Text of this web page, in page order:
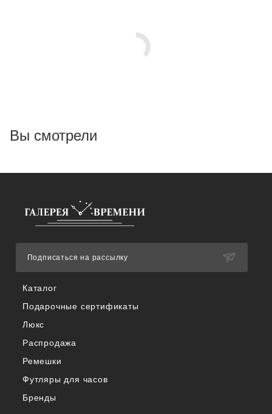
Вы смотрели
Каталог
Подарочные сертификаты
Люкс
Распродажа
Ремешки
Футляры для часов
Бренды
Подписаться на рассылку